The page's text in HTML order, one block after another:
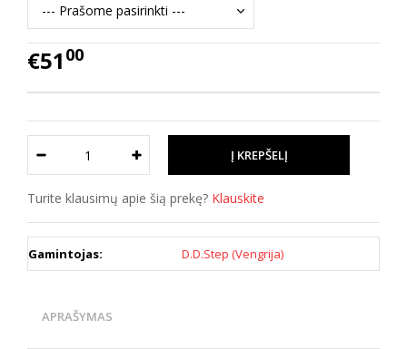
€51 00
Turite klausimų apie šią prekę? Klauskite
Gamintojas: D.D.Step (Vengrija)
APRAŠYMAS